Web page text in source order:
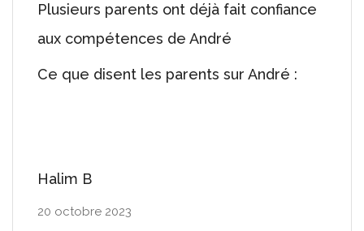
Plusieurs parents ont déjà fait confiance
aux compétences de André
Ce que disent les parents sur André :
Halim B
20 octobre 2023